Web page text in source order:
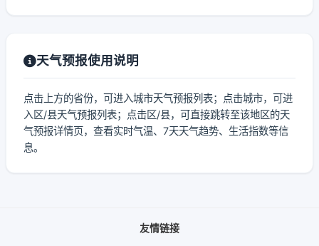
天气预报使用说明
点击上方的省份，可进入城市天气预报列表；点击城市，可进
入区/县天气预报列表；点击区/县，可直接跳转至该地区的天
气预报详情页，查看实时气温、7天天气趋势、生活指数等信
息。
友情链接